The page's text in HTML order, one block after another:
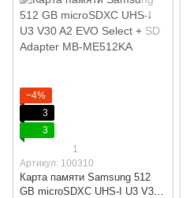
−4%
3
3
1
Артикул: 100310
Карта памяти Samsung 512
GB microSDXC UHS-I U3 V30